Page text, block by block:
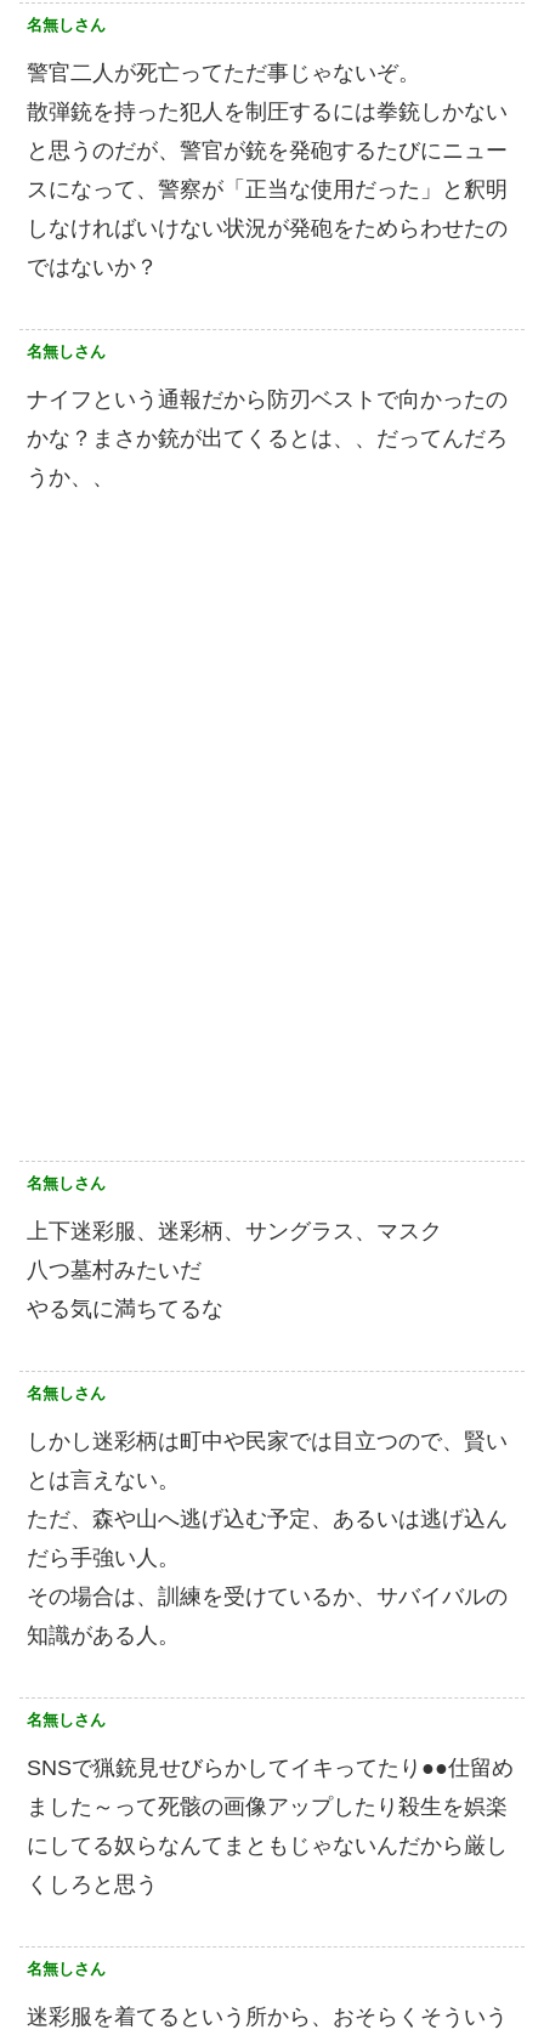
名無しさん
警官二人が死亡ってただ事じゃないぞ。
散弾銃を持った犯人を制圧するには拳銃しかない
と思うのだが、警官が銃を発砲するたびにニュー
スになって、警察が「正当な使用だった」と釈明
しなければいけない状況が発砲をためらわせたの
ではないか？
名無しさん
ナイフという通報だから防刃ベストで向かったの
かな？まさか銃が出てくるとは、、だってんだろ
うか、、
名無しさん
上下迷彩服、迷彩柄、サングラス、マスク
八つ墓村みたいだ
やる気に満ちてるな
名無しさん
しかし迷彩柄は町中や民家では目立つので、賢い
とは言えない。
ただ、森や山へ逃げ込む予定、あるいは逃げ込ん
だら手強い人。
その場合は、訓練を受けているか、サバイバルの
知識がある人。
名無しさん
SNSで猟銃見せびらかしてイキってたり●●仕留め
ました～って死骸の画像アップしたり殺生を娯楽
にしてる奴らなんてまともじゃないんだから厳し
くしろと思う
名無しさん
迷彩服を着てるという所から、おそらくそういう